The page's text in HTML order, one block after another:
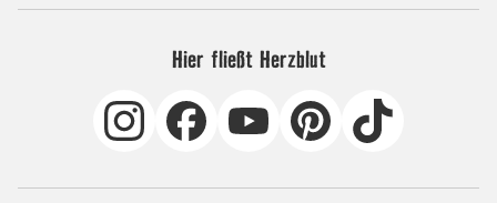
Hier fließt Herzblut